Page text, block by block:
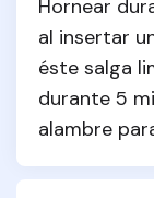
Hornear
al insertar
éste salga
durante 5
alambre